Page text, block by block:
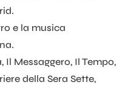
e la musica
Messaggero, Il Tempo,
della Sera Sette,